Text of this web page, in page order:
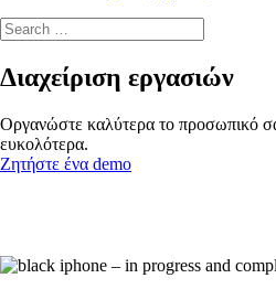
Διαχείριση εργασιών
Οργανώστε καλύτερα το προσωπικό
ευκολότερα.
Ζητήστε ένα demo